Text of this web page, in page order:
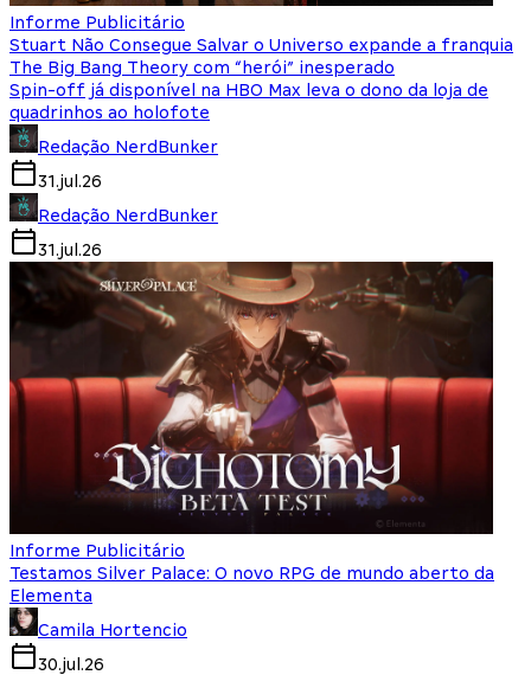
Informe Publicitário
Stuart Não Consegue Salvar o Universo expande a franquia
The Big Bang Theory com “herói” inesperado
Spin-off já disponível na HBO Max leva o dono da loja de
quadrinhos ao holofote
Redação NerdBunker
31.jul.26
Redação NerdBunker
31.jul.26
Informe Publicitário
Testamos Silver Palace: O novo RPG de mundo aberto da
Elementa
Camila Hortencio
30.jul.26